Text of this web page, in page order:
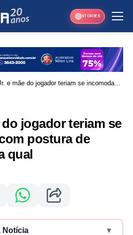
STORIES
e mãe do jogador teriam se incomodado
jogador teriam se
postura de
qual
Notícia ▾